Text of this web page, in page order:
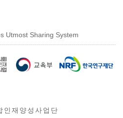
Utmost Sharing System
인재양성사업단